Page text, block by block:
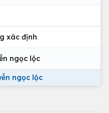
xác định
ngọc lộc
ngọc lộc